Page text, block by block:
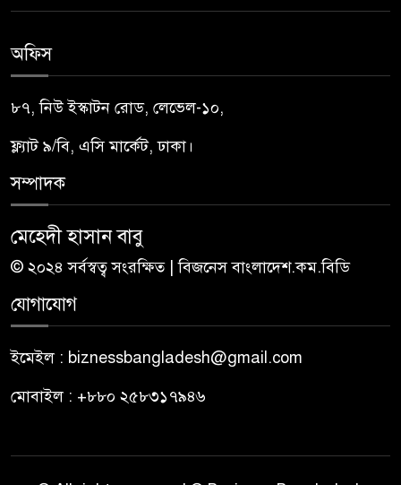
অফিস
৮৭, নিউ ইস্কাটন রোড, লেভেল-১০,
ফ্ল্যাট ৯/বি, এসি মার্কেট, ঢাকা।
সম্পাদক
মেহেদী হাসান বাবু
© ২০২৪ সর্বস্বত্ব সংরক্ষিত | বিজনেস বাংলাদেশ.কম.বিডি
যোগাযোগ
ইমেইল : biznessbangladesh@gmail.com
মোবাইল : +৮৮০ ২৫৮৩১৭৯৪৬